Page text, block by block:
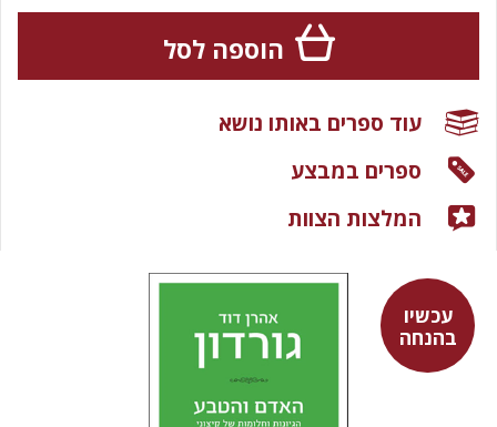
עכשיו
בהנחה
הוספה לסל
עוד ספרים באותו נושא
ספרים במבצע
המלצות הצוות